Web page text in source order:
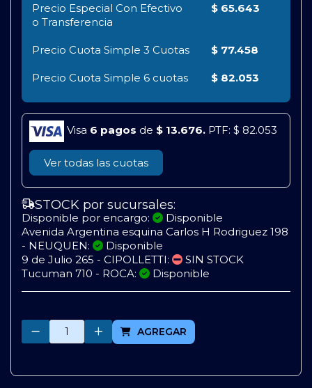
Precio Especial Con Efectivo
o Transferencia
$ 65.643
Precio Cuota Simple 3 Cuotas $ 77.458
Precio Cuota Simple 6 cuotas $ 82.053
Visa 6 pagos de $ 13.676. PTF: $ 82.053
Ver todas las cuotas
STOCK por sucursales:
Disponible por encargo:
Disponible
Avenida Argentina esquina Carlos H Rodriguez 198
- NEUQUEN:
Disponible
9 de Julio 265 - CIPOLLETTI:
SIN STOCK
Tucuman 710 - ROCA:
Disponible
AGREGAR